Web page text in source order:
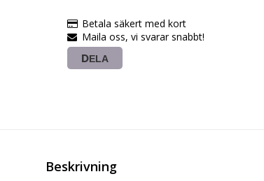
Betala säkert med kort
Maila oss, vi svarar snabbt!
DELA
Beskrivning